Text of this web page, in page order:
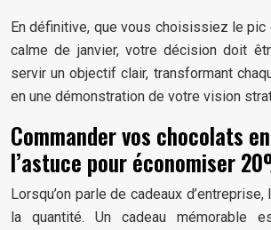
En définitive, que vous choisissiez le pic
calme de janvier, votre décision doit
servir un objectif clair, transformant
en une démonstration de votre vision
Commander vos chocolats
l’astuce pour économiser
Lorsqu’on parle de cadeaux
la quantité. Un cadeau mémorable